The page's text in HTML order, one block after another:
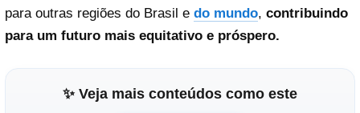
para outras regiões do Brasil e do mundo, contribuindo
para um futuro mais equitativo e próspero.
✨ Veja mais conteúdos como este